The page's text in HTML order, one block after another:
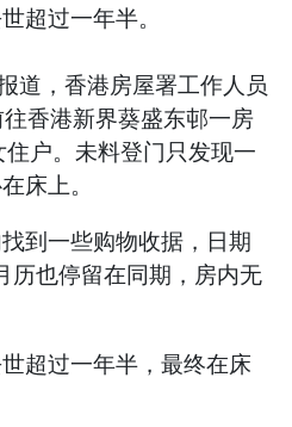
超过一年半。
道，香港房屋署工作人员
香港新界葵盛东邨一房
户。未料登门只发现一
床上。
到一些购物收据，日期
历也停留在同期，房内无
超过一年半，最终在床